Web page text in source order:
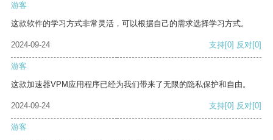
游客
这款软件的学习方式非常灵活，可以根据自己的需求选择学习方式。
2024-09-24 支持[0] 反对[0]
游客
这款加速器VPM应用程序已经为我们带来了无限的隐私保护和自由。
2024-09-24 支持[0] 反对[0]
游客